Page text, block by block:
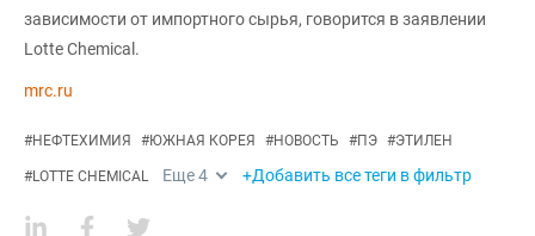
зависимости от импортного сырья, говорится в заявлении
Lotte Chemical.
mrc.ru
#НЕФТЕХИМИЯ #ЮЖНАЯ КОРЕЯ #НОВОСТЬ #ПЭ #ЭТИЛЕН
#LOTTE CHEMICAL Еще4 +Добавить все теги в фильтр